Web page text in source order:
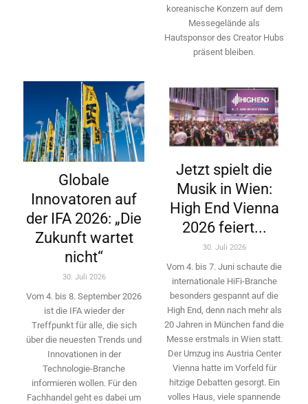
koreanische Konzern auf dem
Messegelände als
Hautsponsor des Creator Hubs
präsent bleiben.
Globale
Innovatoren auf
der IFA 2026: „Die
Zukunft wartet
nicht“
30. Juli 2026
Vom 4. bis 8. September 2026
ist die IFA wieder der
Treffpunkt für alle, die sich
über die neuesten Trends und
Innovationen in der
Technologie-­Branche
informieren wollen. Für den
Fachhandel geht es dabei um
Jetzt spielt die
Musik in Wien:
High End Vienna
2026 feiert...
30. Juli 2026
Vom 4. bis 7. Juni schaute die
internationale HiFi-Branche
besonders gespannt auf die
High End, denn nach mehr als
20 Jahren in München fand die
Messe erstmals in Wien statt.
Der Umzug ins Austria Center
Vienna hatte im Vorfeld für
hitzige Debatten gesorgt. Ein
volles Haus, viele spannende